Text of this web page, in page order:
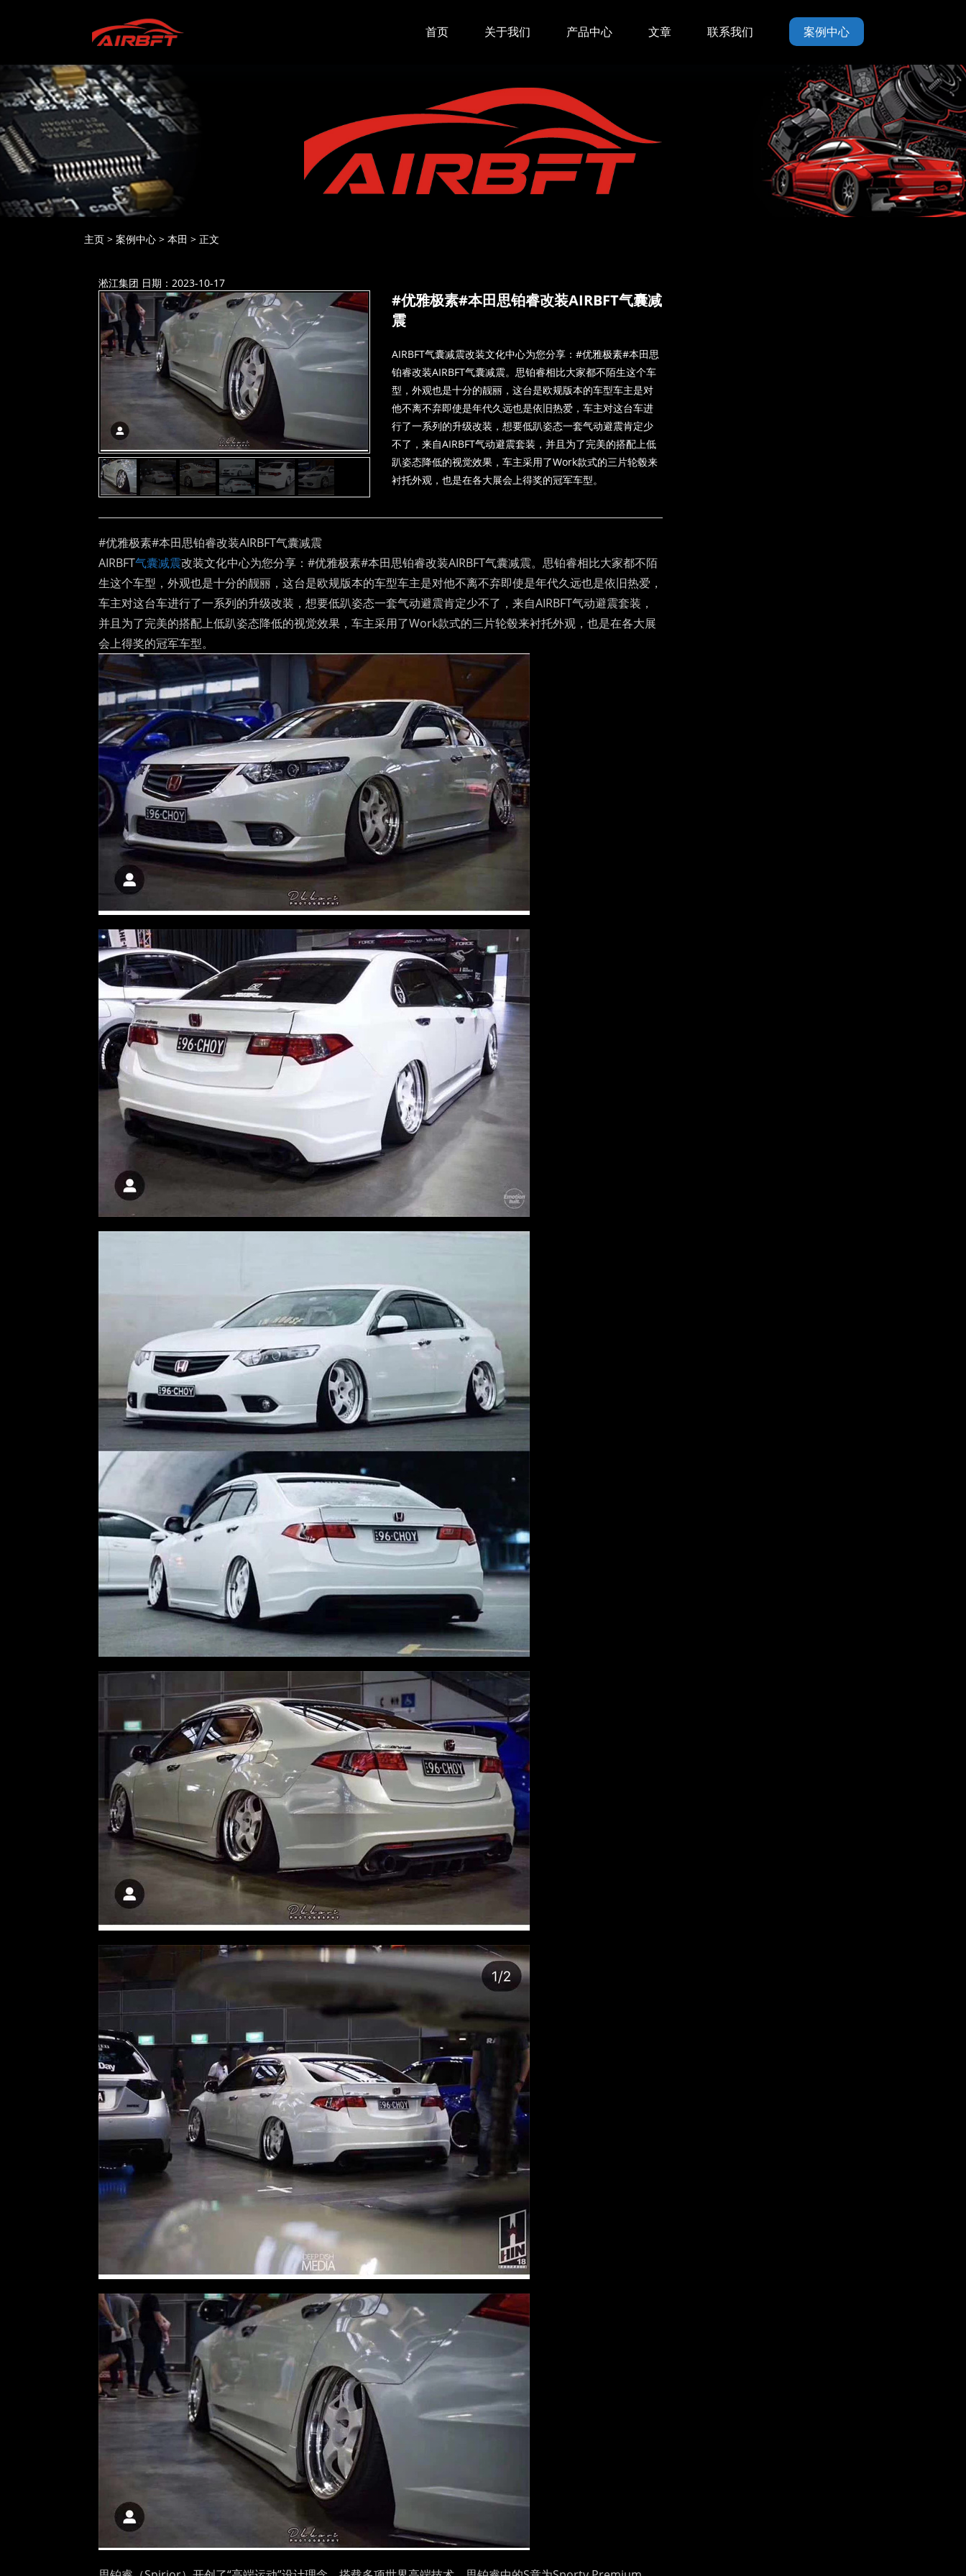
首页 关于我们 产品中心 文章 联系我们 案例中心
主页 > 案例中心 > 本田 > 正文
淞江集团 日期：2023-10-17
#优雅极素#本田思铂睿改装AIRBFT气囊减
震
AIRBFT气囊减震改装文化中心为您分享：#优雅极素#本田思
铂睿改装AIRBFT气囊减震。思铂睿相比大家都不陌生这个车
型，外观也是十分的靓丽，这台是欧规版本的车型车主是对
他不离不弃即使是年代久远也是依旧热爱，车主对这台车进
行了一系列的升级改装，想要低趴姿态一套气动避震肯定少
不了，来自AIRBFT气动避震套装，并且为了完美的搭配上低
趴姿态降低的视觉效果，车主采用了Work款式的三片轮毂来
衬托外观，也是在各大展会上得奖的冠军车型。
#优雅极素#本田思铂睿改装AIRBFT气囊减震
AIRBFT气囊减震改装文化中心为您分享：#优雅极素#本田思铂睿改装AIRBFT气囊减震。思铂睿相比大家都不陌
生这个车型，外观也是十分的靓丽，这台是欧规版本的车型车主是对他不离不弃即使是年代久远也是依旧热爱，
车主对这台车进行了一系列的升级改装，想要低趴姿态一套气动避震肯定少不了，来自AIRBFT气动避震套装，
并且为了完美的搭配上低趴姿态降低的视觉效果，车主采用了Work款式的三片轮毂来衬托外观，也是在各大展
会上得奖的冠军车型。